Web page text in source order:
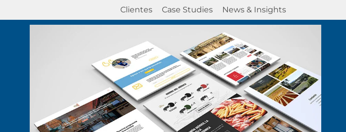
Clientes Case Studies News & Insights